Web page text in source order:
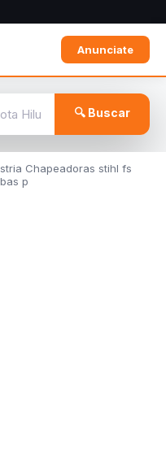
Anunciate
🔍 Buscar
Chapeadoras stihl fs
p